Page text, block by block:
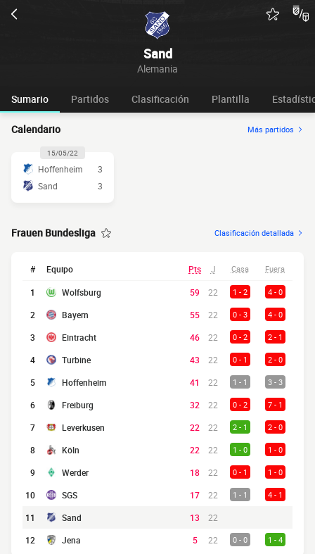
Sand
Alemania
Sumario Partidos Clasificación Plantilla
Calendario Más partidos
15/05/22
Hoffenheim
3
Sand
3
Frauen Bundesliga Clasificación detallada
# Equipo Pts J Casa Fuera
1 Wolfsburg 59 22 1 - 2 4 - 0
2 Bayern 55 22 0 - 3 4 - 0
3 Eintracht 46 22 0 - 2 2 - 1
4 Turbine 43 22 0 - 1 2 - 0
5 Hoffenheim 41 22 1 - 1 3 - 3
6 Freiburg 32 22 0 - 2 7 - 1
7 Leverkusen 22 22 2 - 1 2 - 0
8 Köln 22 22 1 - 0 1 - 0
9 Werder 18 22 0 - 1 1 - 0
10 SGS 17 22 1 - 1 4 - 1
11 Sand 13
22
12
Jena 5 22 0 - 0 1 - 4